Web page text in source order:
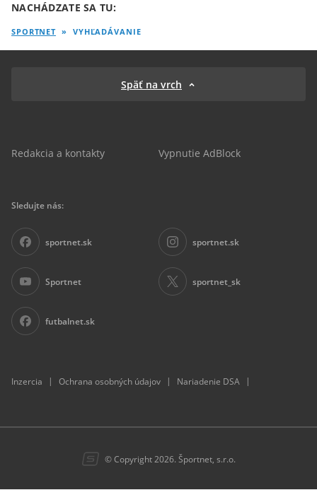
NACHÁDZATE SA TU:
SPORTNET » VYHĽADÁVANIE
Späť na vrch
Redakcia a kontakty Vypnutie AdBlock
Sledujte nás:
sportnet.sk sportnet.sk
Sportnet sportnet_sk
futbalnet.sk
Inzercia | Ochrana osobných údajov | Nariadenie DSA |
© Copyright 2026. Športnet, s.r.o.